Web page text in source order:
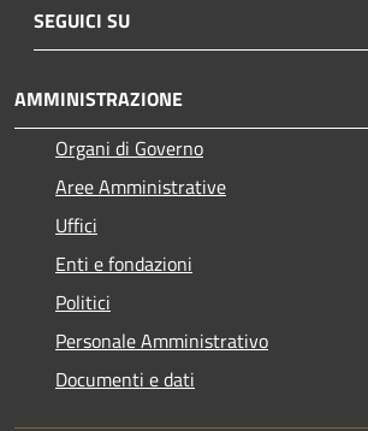
SEGUICI SU
AMMINISTRAZIONE
Organi di Governo
Aree Amministrative
Uffici
Enti e fondazioni
Politici
Personale Amministrativo
Documenti e dati